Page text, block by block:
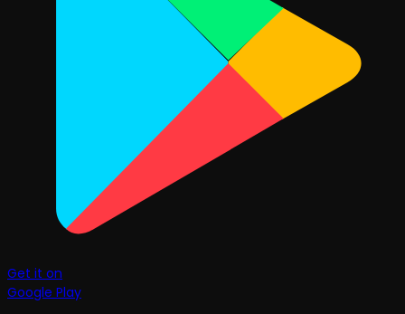
Get it on
Google Play